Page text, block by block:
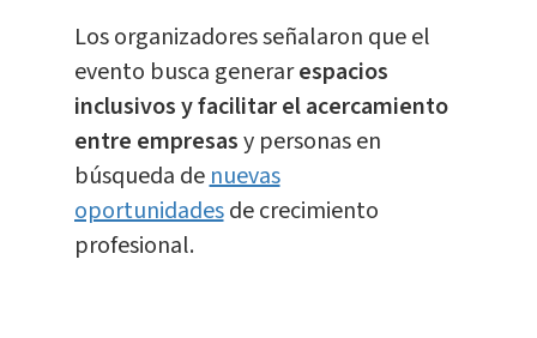
Los organizadores señalaron que el
evento busca generarespacios
inclusivos y facilitar el acercamiento
entre empresasy personas en
búsqueda denuevas
oportunidadesde crecimiento
profesional.